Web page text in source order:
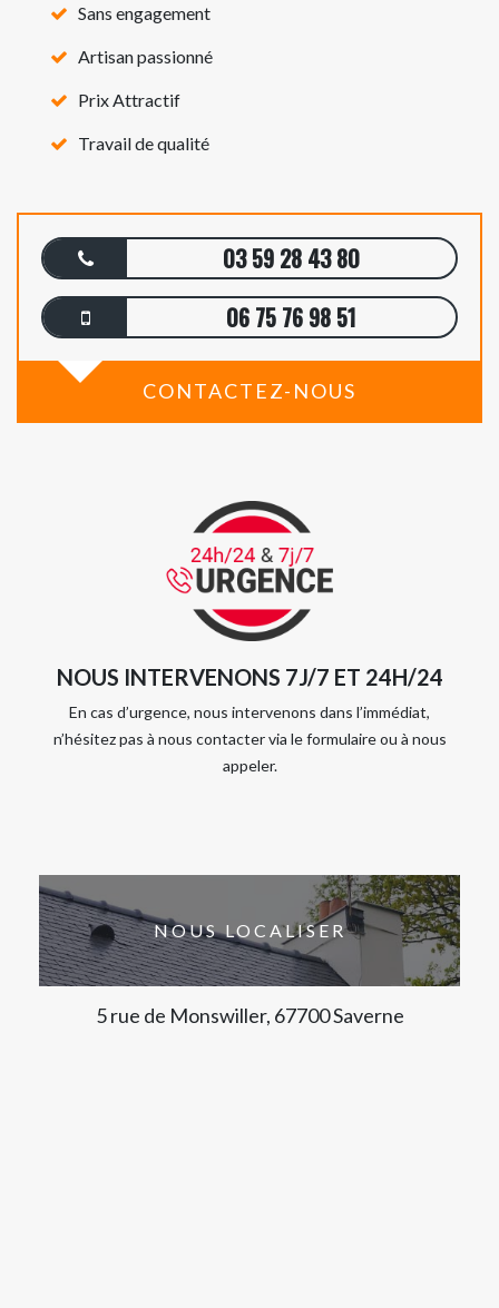
Sans engagement
Artisan passionné
Prix Attractif
Travail de qualité
03 59 28 43 80
06 75 76 98 51
CONTACTEZ-NOUS
NOUS INTERVENONS 7J/7 ET 24H/24
En cas d’urgence, nous intervenons dans l’immédiat,
n’hésitez pas à nous contacter via le formulaire ou à nous
appeler.
NOUS LOCALISER
5 rue de Monswiller, 67700 Saverne